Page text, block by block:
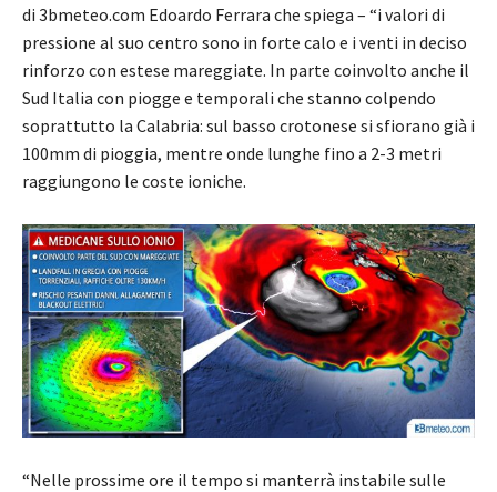
di 3bmeteo.com Edoardo Ferrara che spiega – “i valori di
pressione al suo centro sono in forte calo e i venti in deciso
rinforzo con estese mareggiate. In parte coinvolto anche il
Sud Italia con piogge e temporali che stanno colpendo
soprattutto la Calabria: sul basso crotonese si sfiorano già i
100mm di pioggia, mentre onde lunghe fino a 2-3 metri
raggiungono le coste ioniche.
“Nelle prossime ore il tempo si manterrà instabile sulle